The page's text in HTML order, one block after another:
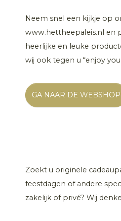
Neem snel een kijkje op
www.hettheepaleis.nl en
heerlijke en leuke
wij ook tegen u “enjoy
GA NAAR DE WEBSHOP
Zoekt u originele
feestdagen of andere
zakelijk of privé? Wij